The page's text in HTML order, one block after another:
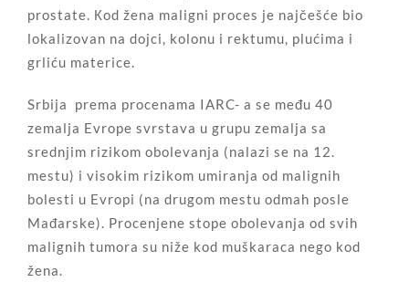
prostate. Кod žena maligni proces je najčešće bio
lokalizovan na dojci, kolonu i rektumu, plućima i
grliću materice.
Srbija prema procenama IARC- a se među 40
zemalja Evrope svrstava u grupu zemalja sa
srednjim rizikom obolevanja (nalazi se na 12.
mestu) i visokim rizikom umiranja od malignih
bolesti u Evropi (na drugom mestu odmah posle
Mađarske). Procenjene stope obolevanja od svih
malignih tumora su niže kod muškaraca nego kod
žena.